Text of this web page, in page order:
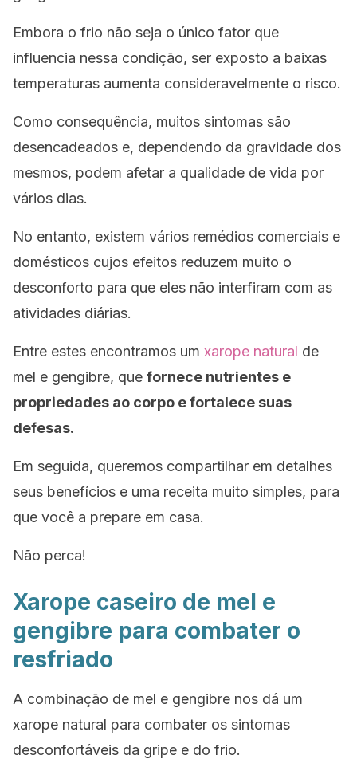
Embora o frio não seja o único fator que
influencia nessa condição, ser exposto a baixas
temperaturas aumenta consideravelmente o risco.
Como consequência, muitos sintomas são
desencadeados e, dependendo da gravidade dos
mesmos, podem afetar a qualidade de vida por
vários dias.
No entanto, existem vários remédios comerciais e
domésticos cujos efeitos reduzem muito o
desconforto para que eles não interfiram com as
atividades diárias.
Entre estes encontramos um xarope natural de
mel e gengibre, que fornece nutrientes e
propriedades ao corpo e fortalece suas
defesas.
Em seguida, queremos compartilhar em detalhes
seus benefícios e uma receita muito simples, para
que você a prepare em casa.
Não perca!
Xarope caseiro de mel e
gengibre para combater o
resfriado
A combinação de mel e gengibre nos dá um
xarope natural para combater os sintomas
desconfortáveis da gripe e do frio.